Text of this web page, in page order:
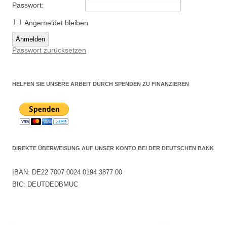
Passwort:
Angemeldet bleiben
Anmelden
Passwort zurücksetzen
HELFEN SIE UNSERE ARBEIT DURCH SPENDEN ZU FINANZIEREN
DIREKTE ÜBERWEISUNG AUF UNSER KONTO BEI DER DEUTSCHEN BANK
IBAN: DE22 7007 0024 0194 3877 00
BIC: DEUTDEDBMUC